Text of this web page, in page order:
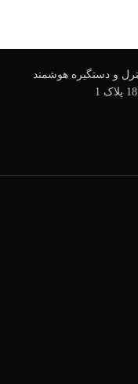
و دستگیره هوشمند